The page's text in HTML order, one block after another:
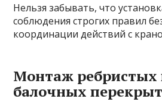
Нельзя забывать, что
соблюдения строгих правил
координации действий с
Монтаж ребристых
балочных